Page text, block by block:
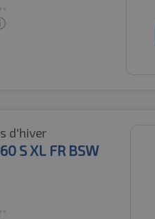
d'hiver
S XL FR BSW